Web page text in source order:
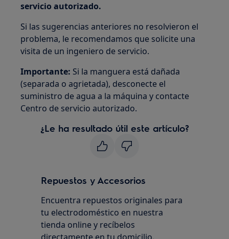
servicio autorizado.
Si las sugerencias anteriores no resolvieron el
problema, le recomendamos que solicite una
visita de un ingeniero de servicio.
Importante: Si la manguera está dañada
(separada o agrietada), desconecte el
suministro de agua a la máquina y contacte
Centro de servicio autorizado.
¿Le ha resultado útil este artículo?
Repuestos y Accesorios
Encuentra repuestos originales para
tu electrodoméstico en nuestra
tienda online y recíbelos